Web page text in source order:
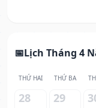
Lịch Tháng 4
THỨ HAI THỨ BA
28 29